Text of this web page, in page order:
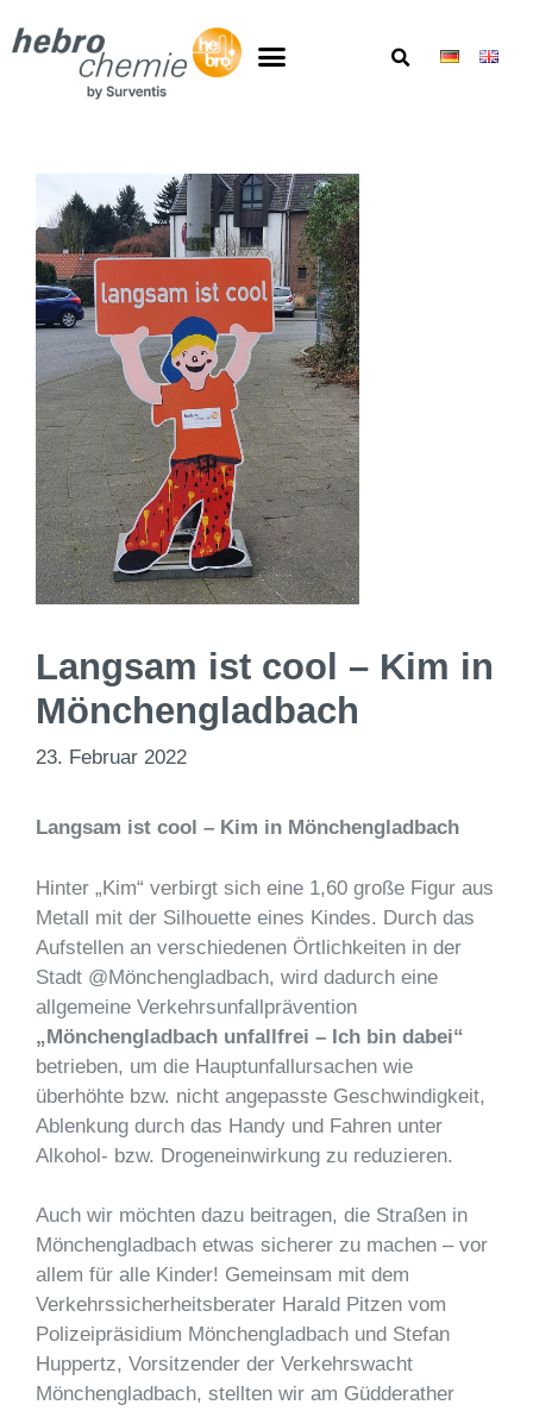
Langsam ist cool – Kim in
Mönchengladbach
23. Februar 2022
Langsam ist cool – Kim in Mönchengladbach
Hinter „Kim“ verbirgt sich eine 1,60 große Figur aus
Metall mit der Silhouette eines Kindes. Durch das
Aufstellen an verschiedenen Örtlichkeiten in der
Stadt @Mönchengladbach, wird dadurch eine
allgemeine Verkehrsunfallprävention
„Mönchengladbach unfallfrei – Ich bin dabei“
betrieben, um die Hauptunfallursachen wie
überhöhte bzw. nicht angepasste Geschwindigkeit,
Ablenkung durch das Handy und Fahren unter
Alkohol- bzw. Drogeneinwirkung zu reduzieren.
Auch wir möchten dazu beitragen, die Straßen in
Mönchengladbach etwas sicherer zu machen – vor
allem für alle Kinder! Gemeinsam mit dem
Verkehrssicherheitsberater Harald Pitzen vom
Polizeipräsidium Mönchengladbach und Stefan
Huppertz, Vorsitzender der Verkehrswacht
Mönchengladbach, stellten wir am Güdderather